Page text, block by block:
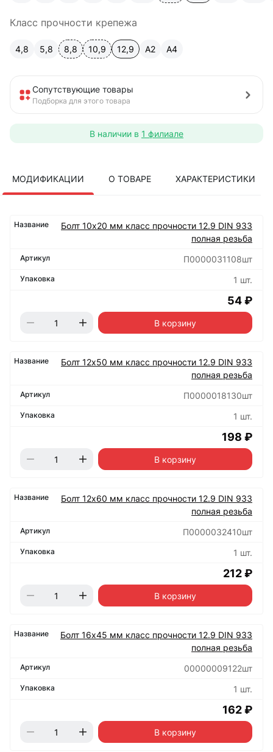
Класс прочности крепежа
4,8 5,8 8,8 10,9 12,9 A2 А4
Сопутствующие товары
Подборка для этого товара
В наличии в 1 филиале
МОДИФИКАЦИИ О ТОВАРЕ ХАРАКТЕРИСТИКИ
Болт 10х20 мм класс прочности 12.9 DIN 933
полная резьба
П0000031108шт
1 шт.
54 ₽
В корзину
Болт 12х50 мм класс прочности 12.9 DIN 933
полная резьба
П0000018130шт
1 шт.
198 ₽
В корзину
Болт 12х60 мм класс прочности 12.9 DIN 933
полная резьба
П0000032410шт
1 шт.
212 ₽
В корзину
Болт 16х45 мм класс прочности 12.9 DIN 933
полная резьба
00000009122шт
1 шт.
162 ₽
В корзину